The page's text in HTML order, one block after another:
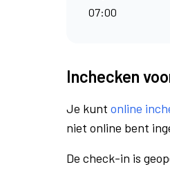
07:00
Inchecken
Je kunt online
niet online bent
De check-in is